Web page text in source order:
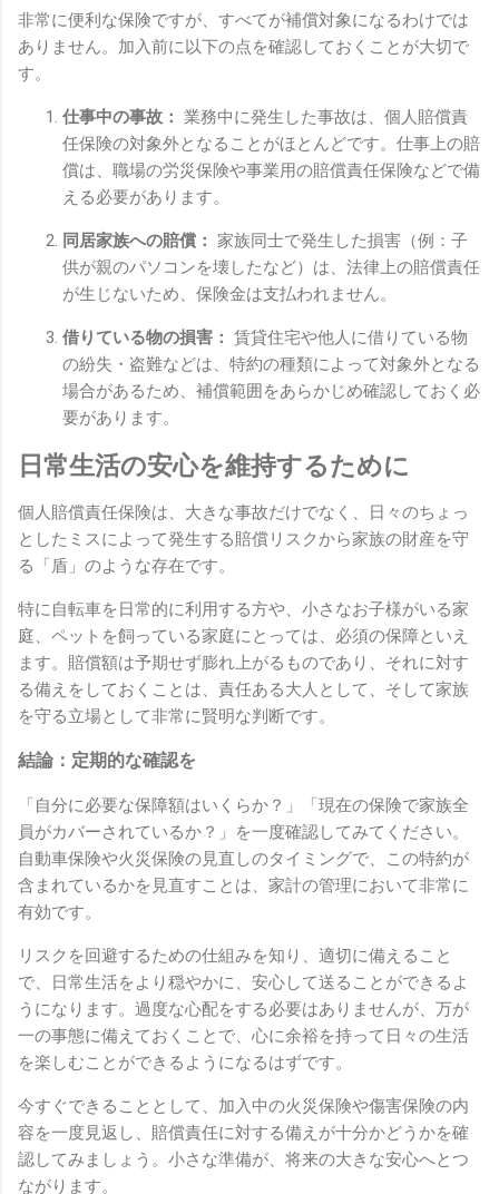
非常に便利な保険ですが、すべてが補償対象になるわけでは
ありません。加入前に以下の点を確認しておくことが大切で
す。
仕事中の事故： 業務中に発生した事故は、個人賠償責
任保険の対象外となることがほとんどです。仕事上の賠
償は、職場の労災保険や事業用の賠償責任保険などで備
える必要があります。
同居家族への賠償： 家族同士で発生した損害（例：子
供が親のパソコンを壊したなど）は、法律上の賠償責任
が生じないため、保険金は支払われません。
借りている物の損害： 賃貸住宅や他人に借りている物
の紛失・盗難などは、特約の種類によって対象外となる
場合があるため、補償範囲をあらかじめ確認しておく必
要があります。
日常生活の安心を維持するために
個人賠償責任保険は、大きな事故だけでなく、日々のちょっ
としたミスによって発生する賠償リスクから家族の財産を守
る「盾」のような存在です。
特に自転車を日常的に利用する方や、小さなお子様がいる家
庭、ペットを飼っている家庭にとっては、必須の保障といえ
ます。賠償額は予期せず膨れ上がるものであり、それに対す
る備えをしておくことは、責任ある大人として、そして家族
を守る立場として非常に賢明な判断です。
結論：定期的な確認を
「自分に必要な保障額はいくらか？」「現在の保険で家族全
員がカバーされているか？」を一度確認してみてください。
自動車保険や火災保険の見直しのタイミングで、この特約が
含まれているかを見直すことは、家計の管理において非常に
有効です。
リスクを回避するための仕組みを知り、適切に備えること
で、日常生活をより穏やかに、安心して送ることができるよ
うになります。過度な心配をする必要はありませんが、万が
一の事態に備えておくことで、心に余裕を持って日々の生活
を楽しむことができるようになるはずです。
今すぐできることとして、加入中の火災保険や傷害保険の内
容を一度見返し、賠償責任に対する備えが十分かどうかを確
認してみましょう。小さな準備が、将来の大きな安心へとつ
ながります。